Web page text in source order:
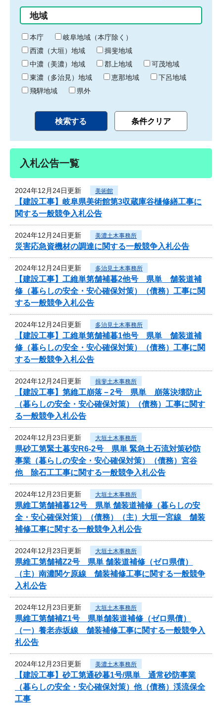
始
り
間
終
わ
り
地域
本庁
岐阜地域（本庁除く）
西濃（大垣）地域
揖斐地域
中濃（美濃）地域
郡上地域
可茂地域
東濃（多治見）地域
恵那地域
下呂地域
飛騨地域
県外
入札公告一覧
2024年12月24日更新 美術館
【建設工事】岐阜県美術館第3収蔵庫谷樋修繕工事に
関する一般競争入札公告
2024年12月24日更新 美濃土木事務所
災害応急資機材の調達に関する一般競争入札公告
2024年12月24日更新 多治見土木事務所
【建設工事】工維単第舗補暮2他号 県単 舗装道補
修（暮らしの安全・安心確保対策）（債務）工事に関
する一般競争入札公告
2024年12月24日更新 多治見土木事務所
【建設工事】工維単第舗補暮1他号 県単 舗装道補
修（暮らしの安全・安心確保対策）（債務）工事に関
する一般競争入札公告
2024年12月24日更新 揖斐土木事務所
【建設工事】第維工崩落－2号 県単 崩落決壊防止
（暮らしの安全・安心確保対策）（債務）工事に関す
る一般競争入札公告
2024年12月23日更新 大垣土木事務所
県砂工第緊土暮安R6-2号 県単 緊急土石流対策砂防
事業（暮らしの安全・安心確保対策）（債務）宮谷
他 除石工工事に関する一般競争入札公告
2024年12月23日更新 大垣土木事務所
県維工第舗補暮12号 県単 舗装道補修（暮らしの安
全・安心確保対策）（債務）（主）大垣一宮線 舗装
補修工事に関する一般競争入札公告
2024年12月23日更新 大垣土木事務所
県維工第舗補Z2号 県単 舗装道補修（ゼロ県債）
（主）南濃関ケ原線 舗装補修工事に関する一般競争
入札公告
2024年12月23日更新 大垣土木事務所
県維工第舗補Z1号 県単舗装道補修（ゼロ県債）
（一）養老赤坂線 舗装補修工事に関する一般競争入
札公告
2024年12月23日更新 美濃土木事務所
【建設工事】砂工第通砂暮1号/県単 通常砂防事業
（暮らしの安全・安心確保対策）他（債務）渓流保全
工事